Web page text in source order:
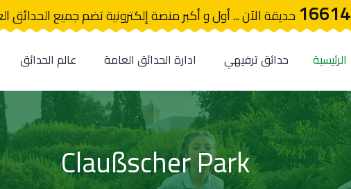
16614حديقة الآن ... أول و أكبر منصة إلكترونية تضم جميع الحدائق
الرئيسية حدائق ترفيهي ادارة الحدائق العامة عالم الحدائق
Claußscher Park